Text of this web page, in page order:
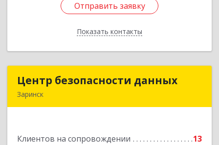
Отправить заявку
Показать контакты
Отправить заявку
Назад
Центр безопасности данных
Заринск
Клиентов на сопровождении 13
Центр безопасности данных
Подробнее